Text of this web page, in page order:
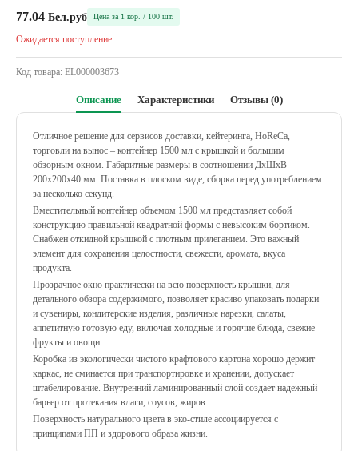
77.04 Бел.руб Цена за 1 кор. / 100 шт.
Ожидается поступление
Код товара: EL000003673
Описание Характеристики Отзывы (0)
Отличное решение для сервисов доставки, кейтеринга, HoReCa,
торговли на вынос – контейнер 1500 мл с крышкой и большим
обзорным окном. Габаритные размеры в соотношении ДхШхВ –
200х200х40 мм. Поставка в плоском виде, сборка перед употреблением
за несколько секунд.
Вместительный контейнер объемом 1500 мл представляет собой
конструкцию правильной квадратной формы с невысоким бортиком.
Снабжен откидной крышкой с плотным прилеганием. Это важный
элемент для сохранения целостности, свежести, аромата, вкуса
продукта.
Прозрачное окно практически на всю поверхность крышки, для
детального обзора содержимого, позволяет красиво упаковать подарки
и сувениры, кондитерские изделия, различные нарезки, салаты,
аппетитную готовую еду, включая холодные и горячие блюда, свежие
фрукты и овощи.
Коробка из экологически чистого крафтового картона хорошо держит
каркас, не сминается при транспортировке и хранении, допускает
штабелирование. Внутренний ламинированный слой создает надежный
барьер от протекания влаги, соусов, жиров.
Поверхность натурального цвета в эко-стиле ассоциируется с
принципами ПП и здорового образа жизни.